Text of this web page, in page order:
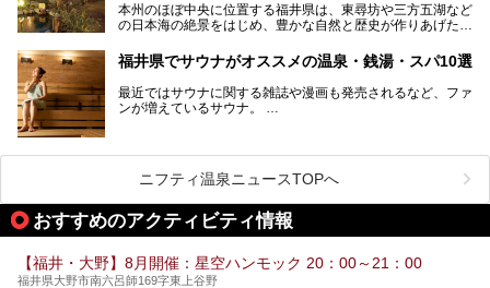
本州のほぼ中央に位置する福井県は、東尋坊や三方五湖など
の日本海の絶景をはじめ、豊かな自然と歴史が作りあげた見
る海産物、越前そば、ソースかつ丼などのグルメも人気で
す。
2024年春の北陸新幹線の延伸により、関西地方のみならず
首都圏からもアクセスしやすくなりました。今回は、そんな
福井県でおすすめのスーパー銭湯をご紹介します。
福井県でサウナがオススメの温泉・銭湯・スパ10選
最近ではサウナに関する雑誌や漫画も発売されるなど、ファ
ンが増えているサウナ。
チームサウナ、塩サウナなどが存在し、施設によって様々な
こだわりを持つ施設も増えています。
ススメ温泉・銭湯・スパを10件まとめてご紹介します。
ニフティ温泉ニュースTOPへ
おすすめのアクティビティ情報
【福井・大野】8月開催：星空ハンモック 20：00～21：00
福井県大野市南六呂師169字東上谷野